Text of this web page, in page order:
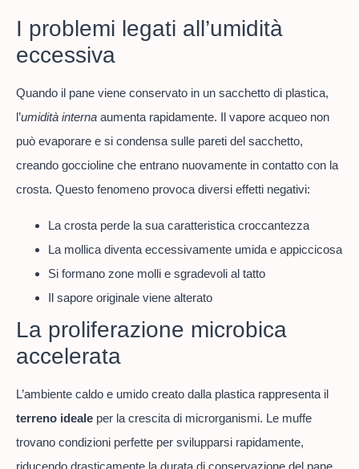
I problemi legati all’umidità
eccessiva
Quando il pane viene conservato in un sacchetto di plastica,
l’umidità interna aumenta rapidamente. Il vapore acqueo non
può evaporare e si condensa sulle pareti del sacchetto,
creando goccioline che entrano nuovamente in contatto con la
crosta. Questo fenomeno provoca diversi effetti negativi:
La crosta perde la sua caratteristica croccantezza
La mollica diventa eccessivamente umida e appiccicosa
Si formano zone molli e sgradevoli al tatto
Il sapore originale viene alterato
La proliferazione microbica
accelerata
L’ambiente caldo e umido creato dalla plastica rappresenta il
terreno ideale per la crescita di microrganismi. Le muffe
trovano condizioni perfette per svilupparsi rapidamente,
riducendo drasticamente la durata di conservazione del pane.